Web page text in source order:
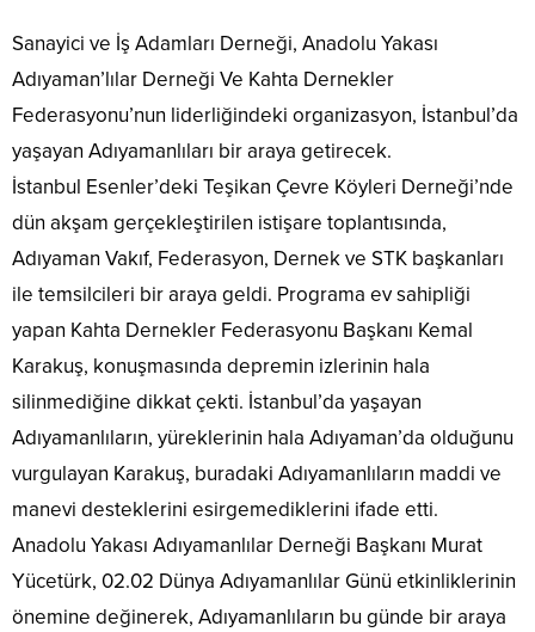
Sanayici ve İş Adamları Derneği, Anadolu Yakası
Adıyaman’lılar Derneği Ve Kahta Dernekler
Federasyonu’nun liderliğindeki organizasyon, İstanbul’da
yaşayan Adıyamanlıları bir araya getirecek.
İstanbul Esenler’deki Teşikan Çevre Köyleri Derneği’nde
dün akşam gerçekleştirilen istişare toplantısında,
Adıyaman Vakıf, Federasyon, Dernek ve STK başkanları
ile temsilcileri bir araya geldi. Programa ev sahipliği
yapan Kahta Dernekler Federasyonu Başkanı Kemal
Karakuş, konuşmasında depremin izlerinin hala
silinmediğine dikkat çekti. İstanbul’da yaşayan
Adıyamanlıların, yüreklerinin hala Adıyaman’da olduğunu
vurgulayan Karakuş, buradaki Adıyamanlıların maddi ve
manevi desteklerini esirgemediklerini ifade etti.
Anadolu Yakası Adıyamanlılar Derneği Başkanı Murat
Yücetürk, 02.02 Dünya Adıyamanlılar Günü etkinliklerinin
önemine değinerek, Adıyamanlıların bu günde bir araya